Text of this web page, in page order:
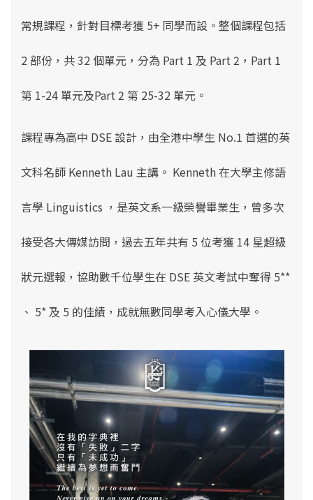
常規課程 ， 針對目標考獲 5+ 同學而設。 整個課程包括
2 部份，共 32 個單元，分為 Part 1 及 Part 2 ，Part 1
第 1-24 單元及Part 2 第 25-32 單元 。
課程專為高中 DSE 設計，由全港中學生 No.1 首選的英
文科名師 Kenneth Lau 主講。 Kenneth 在大學主修語
言學 Linguistics ，是英文系一級榮譽畢業生，曾多次
接受各大傳媒訪問，過去五年共有 5 位考獲 14 星超級
狀元選報，協助數千位學生在 DSE 英文考試中奪得 5**
、 5* 及 5 的佳績，成就無數同學考入心儀大學。